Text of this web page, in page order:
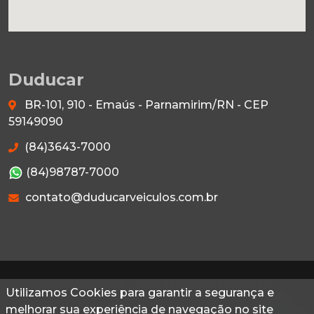
Utilizamos Cookies para garantir a segurança e
melhorar sua experiência de navegação no site
Utilizamos Cookies para garantir a segurança e
melhorar sua experiência de navegação no site
Duducar
BR-101, 910 - Emaús - Parnamirim/RN - CEP
59149090
(84)3643-7000
(84)98787-7000
contato@duducarveiculos.com.br
© 2026 Autoconf. Todos os direitos reservados.